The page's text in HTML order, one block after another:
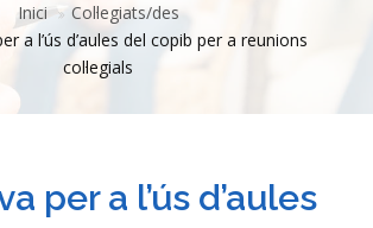
Inici
Col·legiats/des
a l’ús d’aules del copib per a reunions
col·legials
per a l’ús d’aules